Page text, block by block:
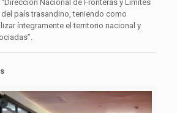
Nacional de Fronteras y Límites
del país trasandino, teniendo como
íntegramente el territorio nacional y